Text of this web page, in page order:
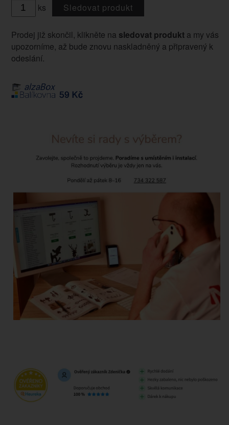
ks Sledovat produkt
Prodej již skončil, klikněte na sledovat produkta my vás
upozorníme, až bude znovu naskladněný a připravený k
odeslání.